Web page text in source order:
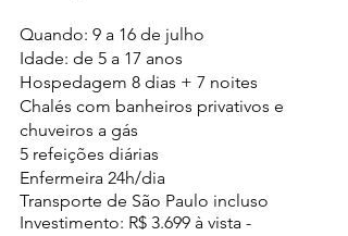
Quando: 9 a 16 de julho
Idade: de 5 a 17 anos
Hospedagem 8 dias + 7 noites
Chalés com banheiros privativos e
chuveiros a gás
5 refeições diárias
Enfermeira 24h/dia
Transporte de São Paulo incluso
Investimento: R$ 3.699 à vista​ -